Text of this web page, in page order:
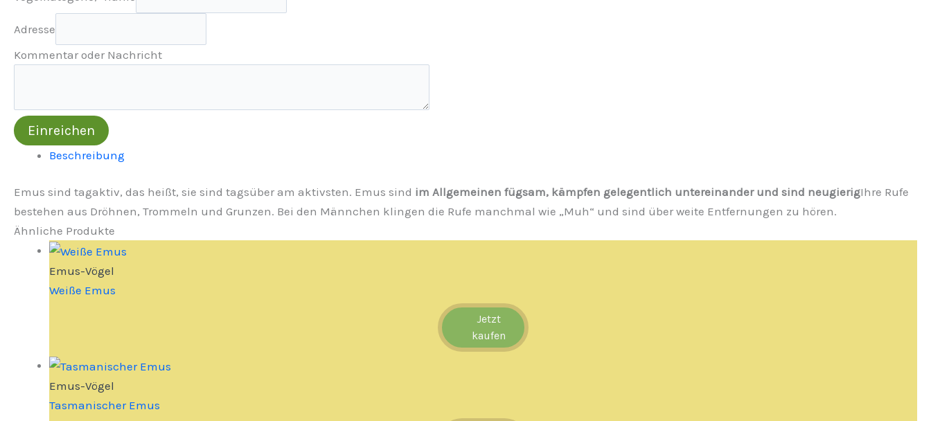
Adresse
Kommentar oder Nachricht
Einreichen
Beschreibung
Emus sind tagaktiv, das heißt, sie sind tagsüber am aktivsten. Emus sind im Allgemeinen fügsam, kämpfen gelegentlich untereinander und sind neugierigIhre Rufe
bestehen aus Dröhnen, Trommeln und Grunzen. Bei den Männchen klingen die Rufe manchmal wie „Muh“ und sind über weite Entfernungen zu hören.
Ähnliche Produkte
Emus-Vögel
Weiße Emus
Jetzt
kaufen
Emus-Vögel
Tasmanischer Emus